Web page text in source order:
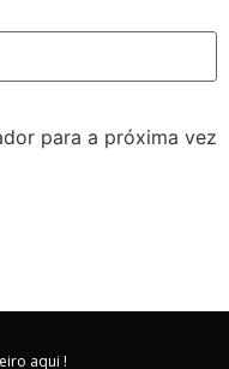
para a próxima vez
aqui !